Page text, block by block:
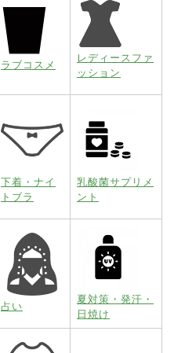
ラブコスメ
レディースファ
ッション
下着・ナイ
トブラ
乳酸菌サプリメ
ント
占い
夏対策・発汗・
日焼け